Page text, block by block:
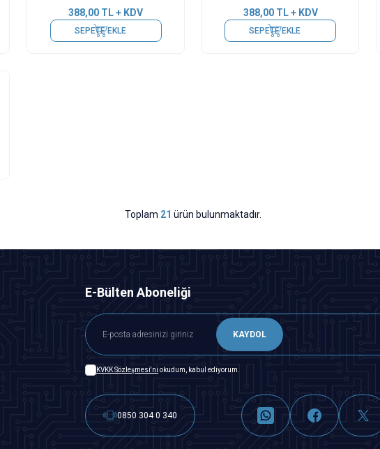
388,00 TL + KDV
SEPETE EKLE
388,00TL + KDV
SEPETE EKLE
Toplam 21 ürün bulunmaktadır.
E-Bülten Aboneliği
KAYDOL
KVKK Sözleşmesi'ni okudum, kabul ediyorum.
0850 304 0 340